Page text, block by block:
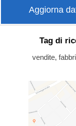
Aggiorna
Tag di
vendite,